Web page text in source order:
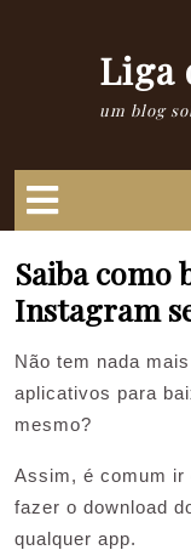
Liga
um blog
Button
Saiba como
Instagram
Não tem nada
aplicativos para
mesmo?
Assim, é comum ir
fazer o download
qualquer app.